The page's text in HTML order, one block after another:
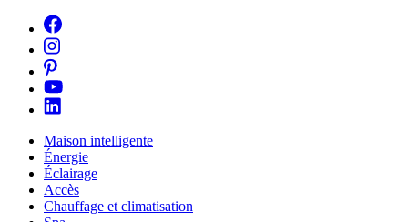
Maison intelligente
Énergie
Éclairage
Accès
Chauffage et climatisation